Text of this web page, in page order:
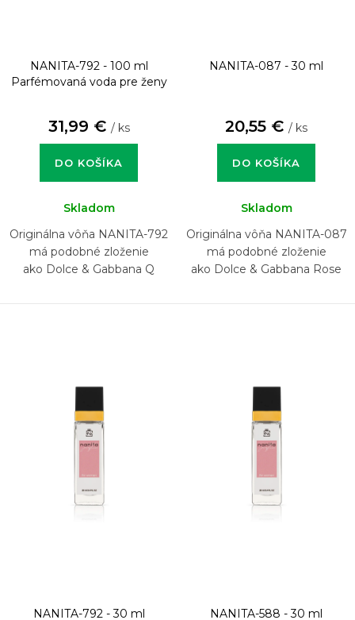
NANITA-792 - 100 ml
Parfémovaná voda pre ženy
31,99 € / ks
DO KOŠÍKA
Skladom
Originálna vôňa NANITA-792
má podobné zloženie
ako Dolce & Gabbana Q
NANITA-087 - 30 ml
20,55 € / ks
DO KOŠÍKA
Skladom
Originálna vôňa NANITA-087
má podobné zloženie
ako Dolce & Gabbana Rose
NANITA-792 - 30 ml NANITA-588 - 30 ml